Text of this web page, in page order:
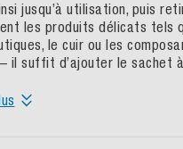
jusqu’à utilisation, puis
les produits délicats tels
le cuir ou les
il suffit d’ajouter le sachet à